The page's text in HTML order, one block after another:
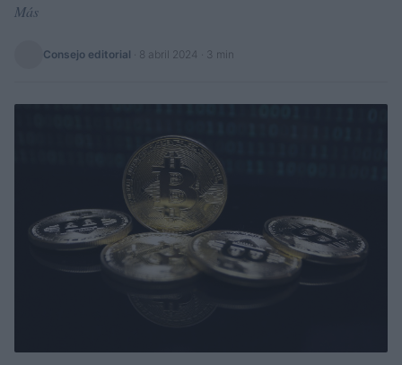
Más
Consejo editorial 8 abril 2024 · 3 min